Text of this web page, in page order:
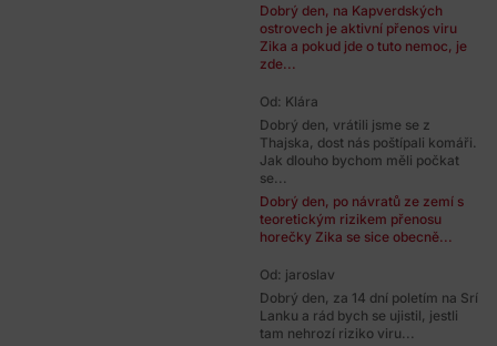
Dobrý den, na Kapverdských
ostrovech je aktivní přenos viru
Zika a pokud jde o tuto nemoc, je
zde...
Od: Klára
Dobrý den, vrátili jsme se z
Thajska, dost nás poštípali komáři.
Jak dlouho bychom měli počkat
se...
Dobrý den, po návratů ze zemí s
teoretickým rizikem přenosu
horečky Zika se sice obecně...
Od: jaroslav
Dobrý den, za 14 dní poletím na Srí
Lanku a rád bych se ujistil, jestli
tam nehrozí riziko viru...